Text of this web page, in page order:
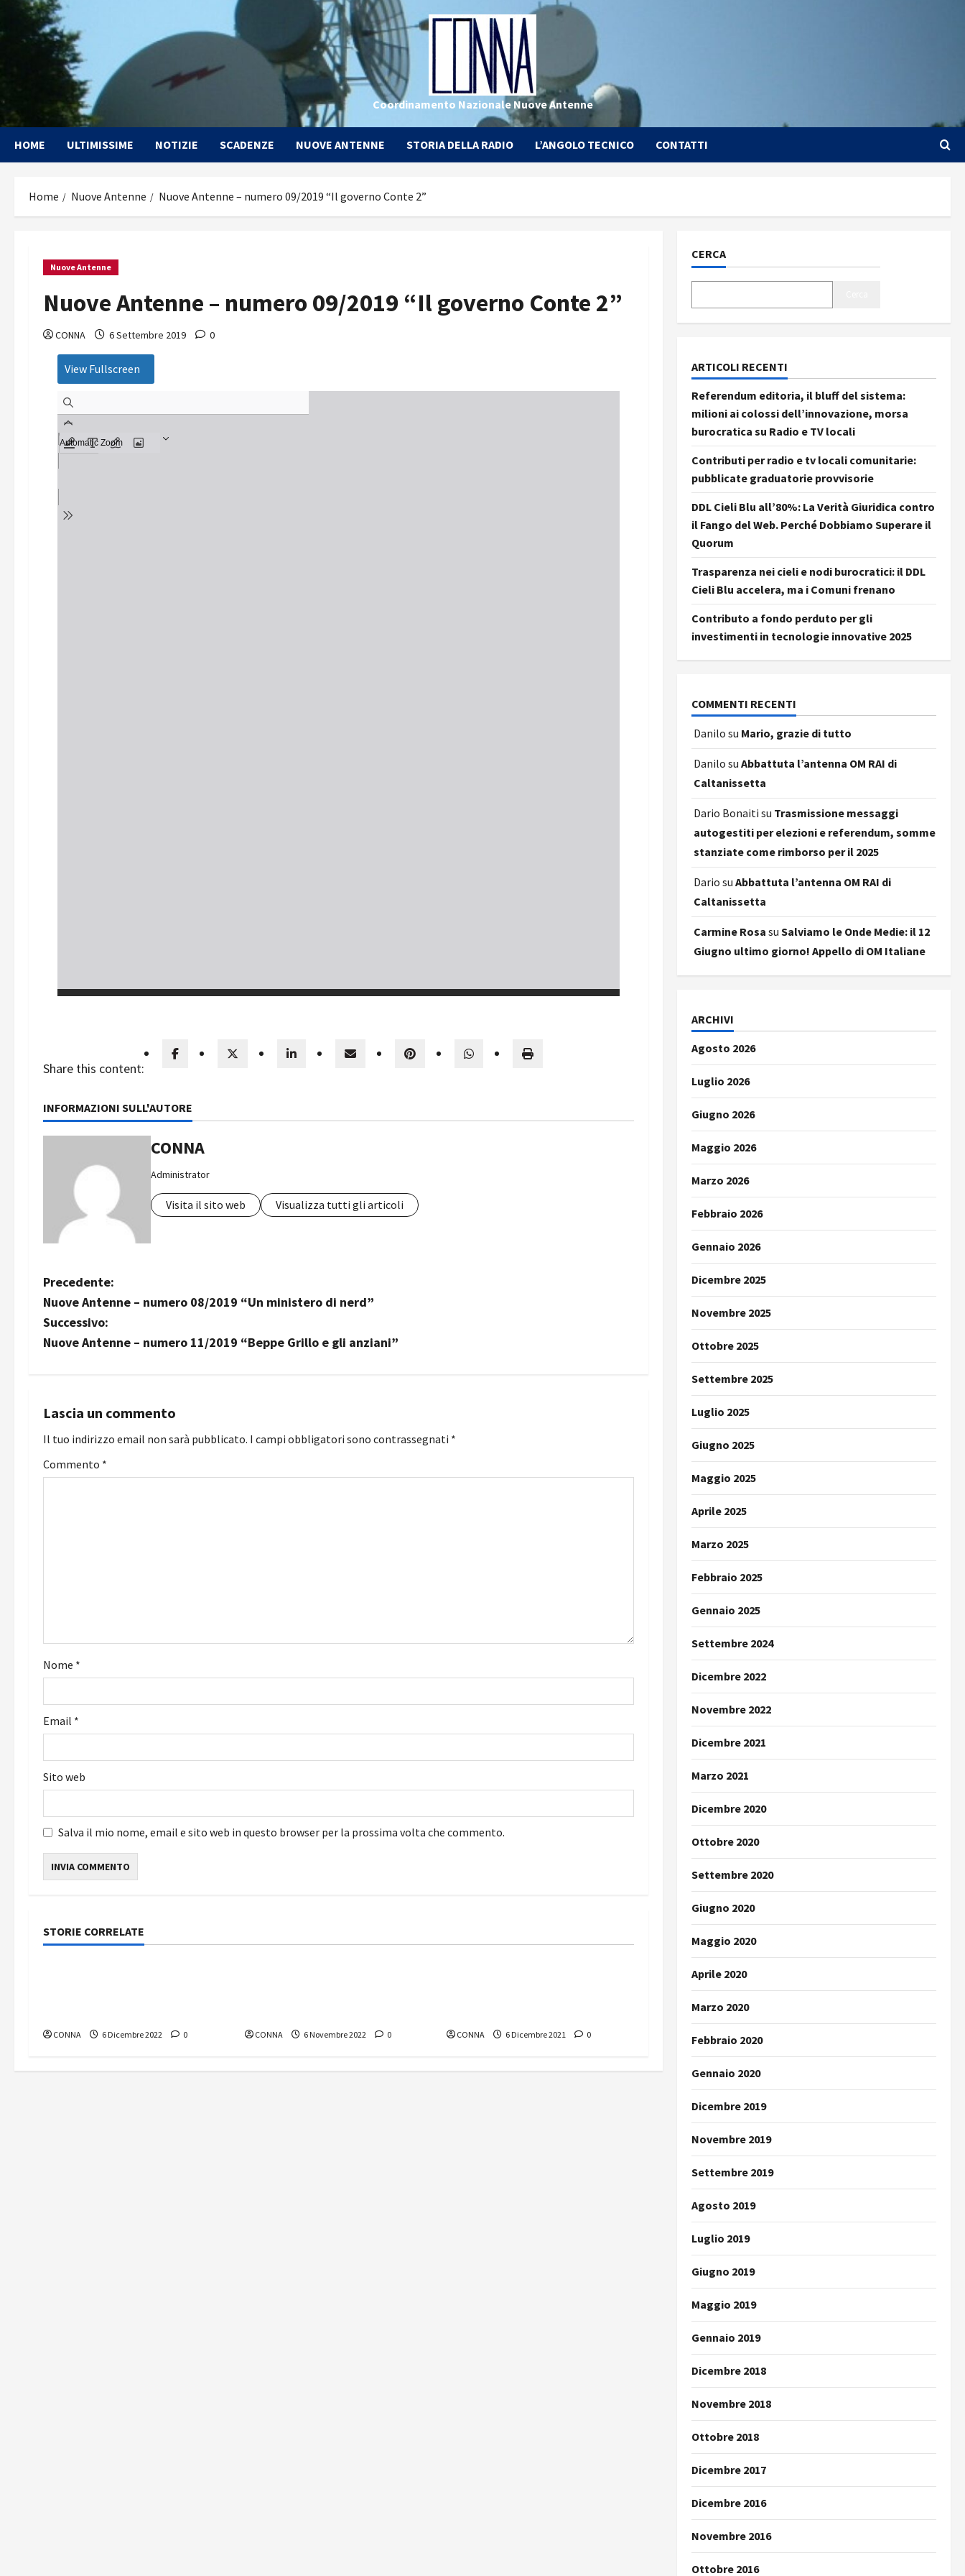
contenuto
Coordinamento Nazionale Nuove Antenne
HOME ULTIMISSIME NOTIZIE SCADENZE NUOVE ANTENNE STORIA DELLA RADIO L’ANGOLO TECNICO CONTATTI
Home Nuove Antenne Nuove Antenne – numero 09/2019 “Il governo Conte 2”
Nuove Antenne
Nuove Antenne – numero 09/2019 “Il governo Conte 2”
CONNA 6 Settembre 2019 0
View Fullscreen
Share this content:
INFORMAZIONI SULL'AUTORE
CONNA
Administrator
Visita il sito web Visualizza tutti gli articoli
N
a
v
g
a
z
r
t
i
c
o
l
o
Precedente:
Nuove Antenne – numero 08/2019 “Un ministero di nerd”
Successivo:
Nuove Antenne – numero 11/2019 “Beppe Grillo e gli anziani”
Lascia un commento
Il tuo indirizzo email non sarà pubblicato. I campi obbligatori sono contrassegnati *
Commento *
Nome *
Email *
Sito web
Salva il mio nome, email e sito web in questo browser per la prossima volta che commento.
STORIE CORRELATE
CONNA 6 Dicembre 2022 0 CONNA 6 Novembre 2022 0 CONNA 6 Dicembre 2021 0
CERCA
ARTICOLI RECENTI
Referendum editoria, il bluff del sistema:
milioni ai colossi dell’innovazione, morsa
burocratica su Radio e TV locali
Contributi per radio e tv locali comunitarie:
pubblicate graduatorie provvisorie
DDL Cieli Blu all’80%: La Verità Giuridica contro
il Fango del Web. Perché Dobbiamo Superare il
Quorum
Trasparenza nei cieli e nodi burocratici: il DDL
Cieli Blu accelera, ma i Comuni frenano
Contributo a fondo perduto per gli
investimenti in tecnologie innovative 2025
COMMENTI RECENTI
Danilo su Mario, grazie di tutto
Danilo su Abbattuta l’antenna OM RAI di
Caltanissetta
Dario Bonaiti su Trasmissione messaggi
autogestiti per elezioni e referendum, somme
stanziate come rimborso per il 2025
Dario su Abbattuta l’antenna OM RAI di
Caltanissetta
Carmine Rosa su Salviamo le Onde Medie: il 12
Giugno ultimo giorno! Appello di OM Italiane
ARCHIVI
Agosto 2026
Luglio 2026
Giugno 2026
Maggio 2026
Marzo 2026
Febbraio 2026
Gennaio 2026
Dicembre 2025
Novembre 2025
Ottobre 2025
Settembre 2025
Luglio 2025
Giugno 2025
Maggio 2025
Aprile 2025
Marzo 2025
Febbraio 2025
Gennaio 2025
Settembre 2024
Dicembre 2022
Novembre 2022
Dicembre 2021
Marzo 2021
Dicembre 2020
Ottobre 2020
Settembre 2020
Giugno 2020
Maggio 2020
Aprile 2020
Marzo 2020
Febbraio 2020
Gennaio 2020
Dicembre 2019
Novembre 2019
Settembre 2019
Agosto 2019
Luglio 2019
Giugno 2019
Maggio 2019
Gennaio 2019
Dicembre 2018
Novembre 2018
Ottobre 2018
Dicembre 2017
Dicembre 2016
Novembre 2016
Ottobre 2016